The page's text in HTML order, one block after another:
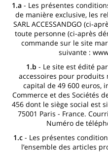
1.a - Les présentes
de manière exclusive, les
SARL ACCESSANDGO (ci-
toute personne (ci-après
commande sur le site
suivante :
1.b - Le site est édité
accessoires pour produits
capital de 49 600 euros,
Commerce et des Sociétés
456 dont le siège social est
75001 Paris - France.
Numéro de
1.c- Les présentes
l’ensemble des articles